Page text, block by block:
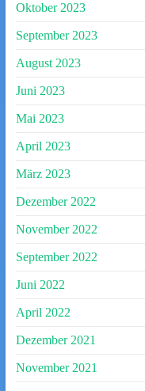
Oktober 2023
September 2023
August 2023
Juni 2023
Mai 2023
April 2023
März 2023
Dezember 2022
November 2022
September 2022
Juni 2022
April 2022
Dezember 2021
November 2021